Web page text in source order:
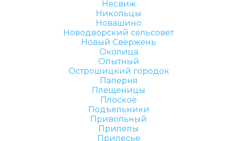
Несвиж
Никольцы
Новашино
Новодворский сельсовет
Новый Свержень
Околица
Опытный
Острошицкий городок
Паперня
Плещеницы
Плоское
Подъельники
Привольный
Прилепы
Прилесье